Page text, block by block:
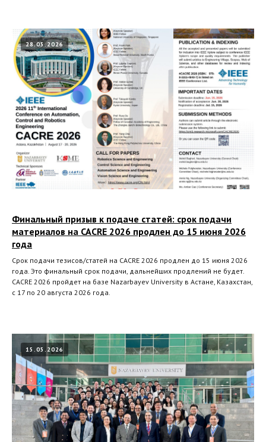
28.05.2026
Финальный призыв к подаче статей: срок подачи
материалов на CACRE 2026 продлен до 15 июня 2026
года
Срок подачи тезисов/статей на CACRE 2026 продлен до 15 июня 2026
года. Это финальный срок подачи, дальнейших продлений не будет.
CACRE 2026 пройдет на базе Nazarbayev University в Астане, Казахстан,
с 17 по 20 августа 2026 года.
15.05.2026